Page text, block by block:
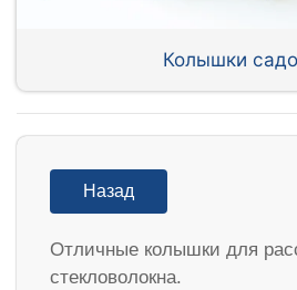
Колышки
Назад
Отличные колышки для
стекловолокна.